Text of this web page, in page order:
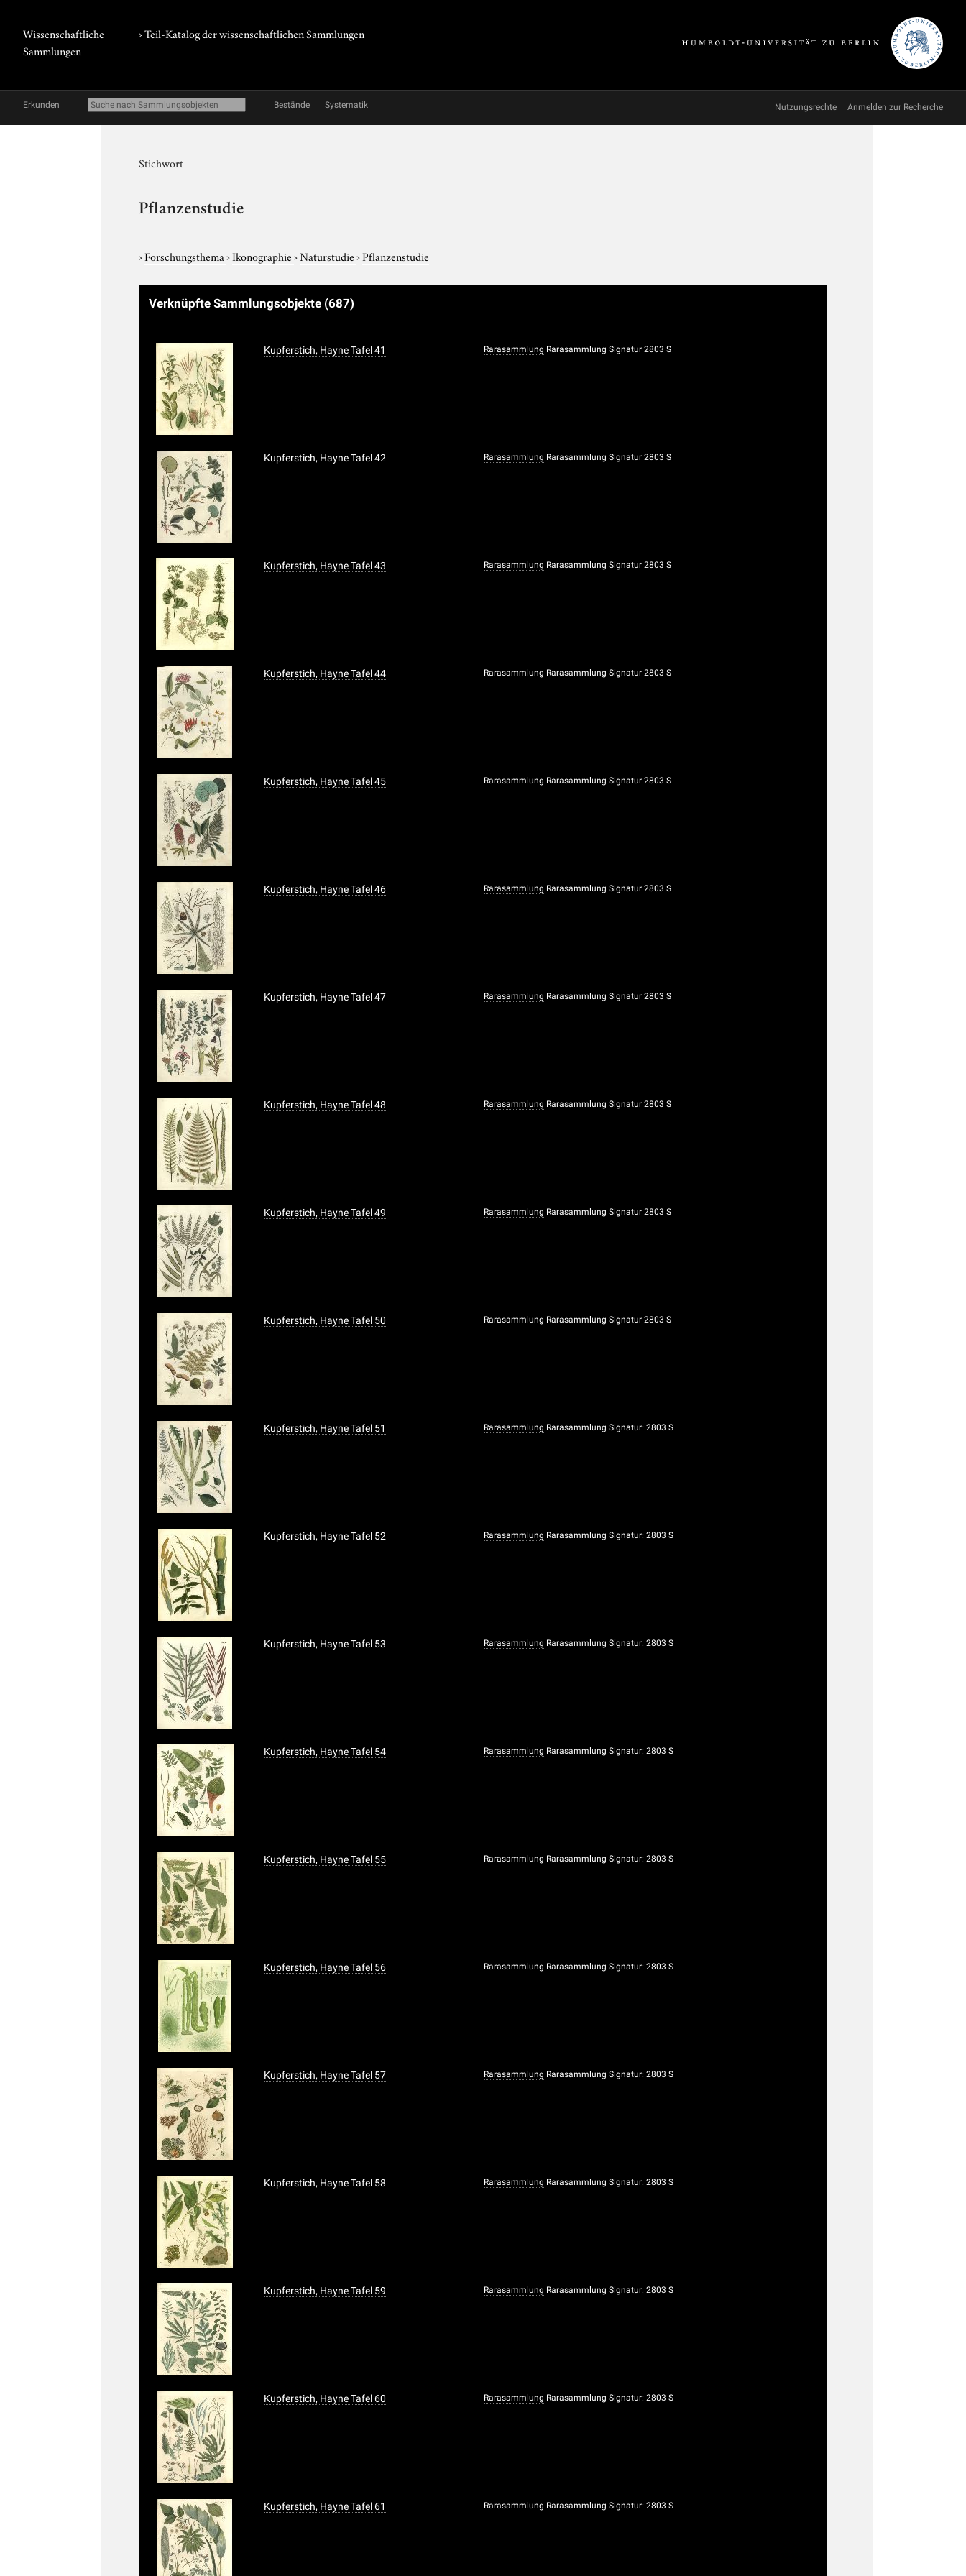
Wissenschaftliche
Sammlungen
› Teil-Katalog der wissenschaftlichen Sammlungen
Erkunden Bestände Systematik Nutzungsrechte Anmelden zur Recherche
Stichwort
Pflanzenstudie
›Forschungsthema›Ikonographie›Naturstudie›Pflanzenstudie
Verknüpfte Sammlungsobjekte (687)
Kupferstich, Hayne Tafel 41 Rarasammlung Rarasammlung Signatur 2803 S
Kupferstich, Hayne Tafel 42 Rarasammlung Rarasammlung Signatur 2803 S
Kupferstich, Hayne Tafel 43 Rarasammlung Rarasammlung Signatur 2803 S
Kupferstich, Hayne Tafel 44 Rarasammlung Rarasammlung Signatur 2803 S
Kupferstich, Hayne Tafel 45 Rarasammlung Rarasammlung Signatur 2803 S
Kupferstich, Hayne Tafel 46 Rarasammlung Rarasammlung Signatur 2803 S
Kupferstich, Hayne Tafel 47 Rarasammlung Rarasammlung Signatur 2803 S
Kupferstich, Hayne Tafel 48 Rarasammlung Rarasammlung Signatur 2803 S
Kupferstich, Hayne Tafel 49 Rarasammlung Rarasammlung Signatur 2803 S
Kupferstich, Hayne Tafel 50 Rarasammlung Rarasammlung Signatur 2803 S
Kupferstich, Hayne Tafel 51 Rarasammlung Rarasammlung Signatur: 2803 S
Kupferstich, Hayne Tafel 52 Rarasammlung Rarasammlung Signatur: 2803 S
Kupferstich, Hayne Tafel 53 Rarasammlung Rarasammlung Signatur: 2803 S
Kupferstich, Hayne Tafel 54 Rarasammlung Rarasammlung Signatur: 2803 S
Kupferstich, Hayne Tafel 55 Rarasammlung Rarasammlung Signatur: 2803 S
Kupferstich, Hayne Tafel 56 Rarasammlung Rarasammlung Signatur: 2803 S
Kupferstich, Hayne Tafel 57 Rarasammlung Rarasammlung Signatur: 2803 S
Kupferstich, Hayne Tafel 58 Rarasammlung Rarasammlung Signatur: 2803 S
Kupferstich, Hayne Tafel 59 Rarasammlung Rarasammlung Signatur: 2803 S
Kupferstich, Hayne Tafel 60 Rarasammlung Rarasammlung Signatur: 2803 S
Kupferstich, Hayne Tafel 61 Rarasammlung Rarasammlung Signatur: 2803 S